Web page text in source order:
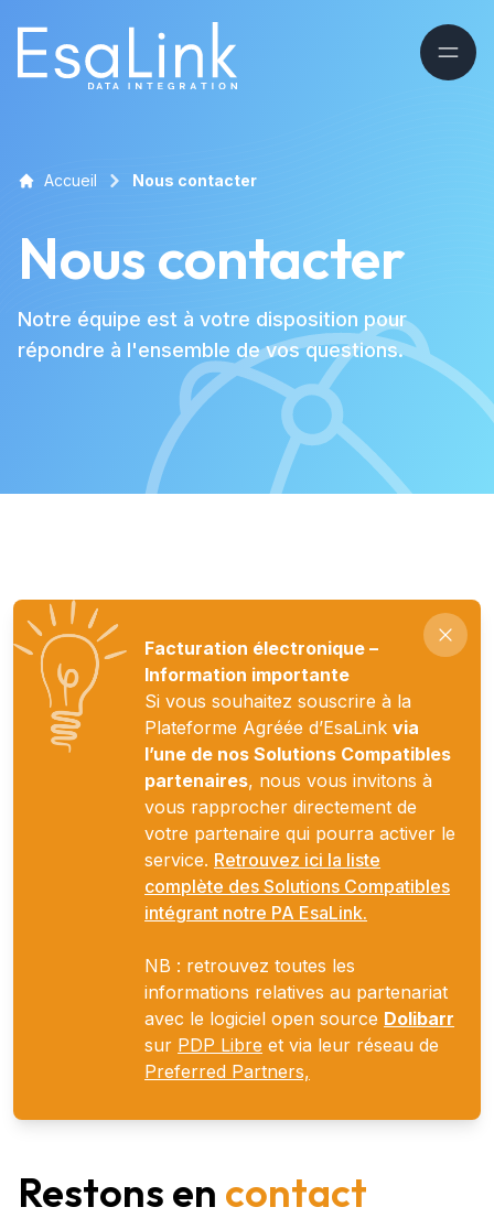
Accueil Nous contacter
Nous contacter
Notre équipe est à votre disposition pour
répondre à l'ensemble de vos questions.
Facturation électronique –
Information importante
Si vous souhaitez souscrire à la
Plateforme Agréée d’EsaLinkvia
l’une de nos Solutions Compatibles
partenaires, nous vous invitons à
vous rapprocher directement de
votre partenaire qui pourra activer le
service. Retrouvez ici la liste
complète des Solutions Compatibles
intégrant notre PA EsaLink.
NB : retrouvez toutes les
informations relatives au partenariat
avec le logiciel open source Dolibarr
sur PDP Libre et via leur réseau de
Preferred Partners,
Restons en contact